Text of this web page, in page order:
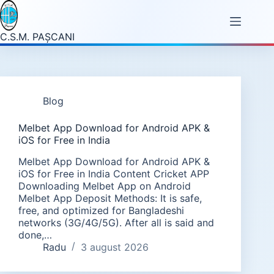
Sari
la
conținut
C.S.M. PAŞCANI
Blog
Melbet App Download for Android APK &
iOS for Free in India
Melbet App Download for Android APK &
iOS for Free in India Content Cricket APP
Downloading Melbet App on Android
Melbet App Deposit Methods: It is safe,
free, and optimized for Bangladeshi
networks (3G/4G/5G). After all is said and
done,…
Radu
3 august 2026